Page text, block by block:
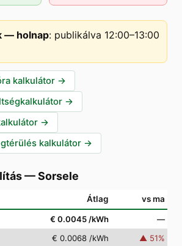
— holnap: publikálva 12:00–13:00
kalkulátor →
→
→
kalkulátor →
—Sorsele
Átlag vs ma
€ 0.0045 /kWh
—
€ 0.0068 /kWh ▲ 51%